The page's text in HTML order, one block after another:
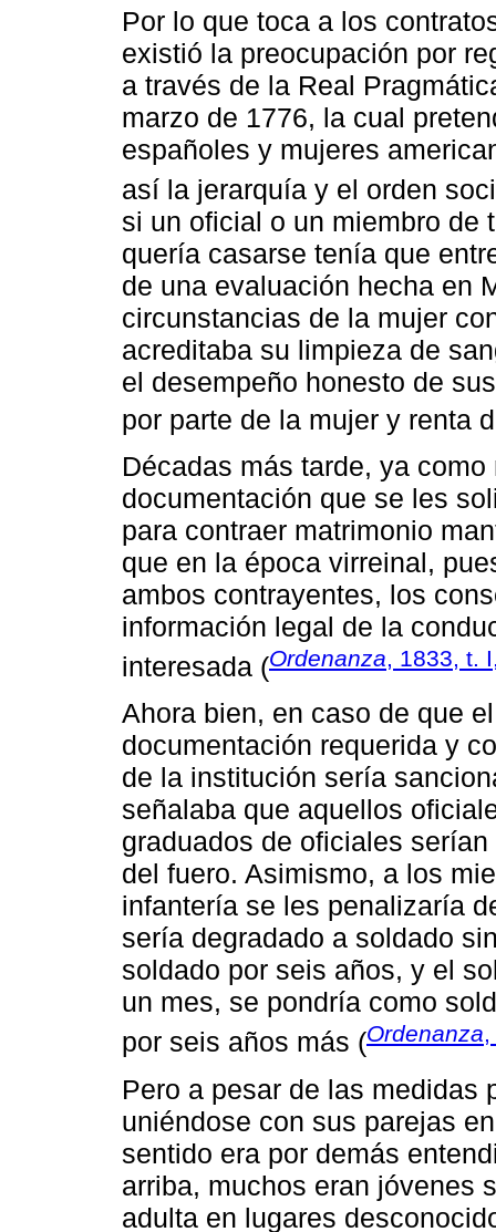
Por lo que toca a los
existió la preocupación por
a través de la Real
marzo de 1776, la cual
españoles y mujeres
así la jerarquía y el orden
si un oficial o un miembro de
quería casarse tenía que
de una evaluación hecha en
circunstancias de la mujer
acreditaba su limpieza de
el desempeño honesto de
por parte de la mujer y renta
Décadas más tarde, ya
documentación que se les
para contraer matrimonio
que en la época virreinal,
ambos contrayentes, los
información legal de la
interesada (Ordenanza, 1833, t.
Ahora bien, en caso de que
documentación requerida y
de la institución sería
señalaba que aquellos
graduados de oficiales
del fuero. Asimismo, a los
infantería se les penalizaría
sería degradado a soldado
soldado por seis años, y el
un mes, se pondría como
por seis años más (Ordenanza
Pero a pesar de las medidas
uniéndose con sus parejas
sentido era por demás
arriba, muchos eran jóvenes
adulta en lugares